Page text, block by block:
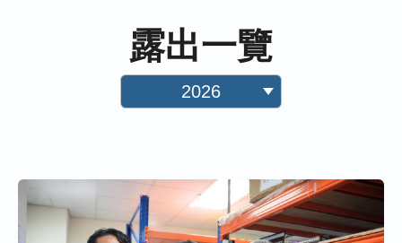
露出一覽
2026